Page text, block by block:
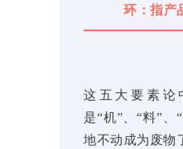
环：指产
这五大要素论
是“机”、“料”
地不动成为废物